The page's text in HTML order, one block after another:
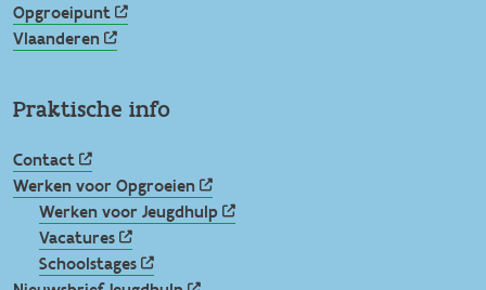
Opgroeipunt
Vlaanderen
Praktische info
Contact
Werken voor Opgroeien
Werken voor Jeugdhulp
Vacatures
Schoolstages